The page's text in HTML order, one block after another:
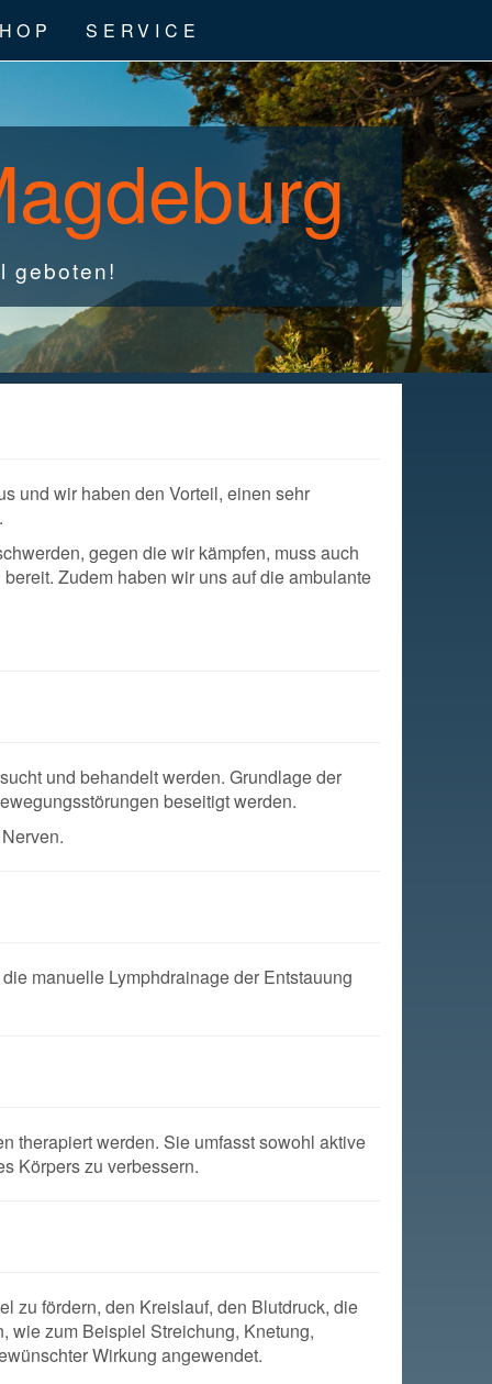
SERVICE
geboten!
und wir haben den Vorteil, einen sehr
gegen die wir kämpfen, muss auch
Zudem haben wir uns auf die ambulante
und behandelt werden. Grundlage der
beseitigt werden.
manuelle Lymphdrainage der Entstauung
therapiert werden. Sie umfasst sowohl aktive
Körpers zu verbessern.
zu fördern, den Kreislauf, den Blutdruck, die
wie zum Beispiel Streichung, Knetung,
Wirkung angewendet.